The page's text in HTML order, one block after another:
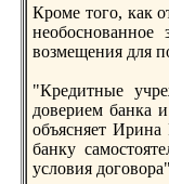
Кроме того, как
необоснованное
возмещения для
"Кредитные
доверием банка
объясняет Ирина
банку
условия